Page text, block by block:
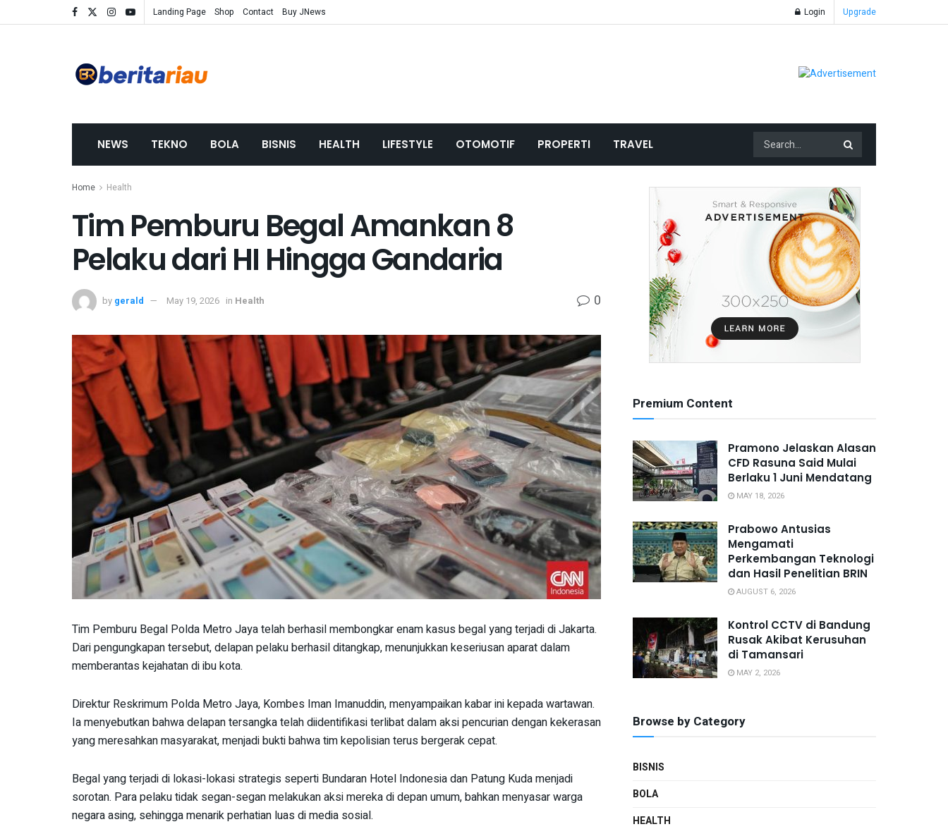
Landing Page Shop Contact Buy JNews Login Upgrade
NEWS TEKNO BOLA BISNIS HEALTH LIFESTYLE OTOMOTIF PROPERTI TRAVEL
Home Health
Tim Pemburu Begal Amankan 8
Pelaku dari HI Hingga Gandaria
by gerald May 19, 2026 in Health 0
Tim Pemburu Begal Polda Metro Jaya telah berhasil membongkar enam kasus begal yang terjadi di Jakarta.
Dari pengungkapan tersebut, delapan pelaku berhasil ditangkap, menunjukkan keseriusan aparat dalam
memberantas kejahatan di ibu kota.
Direktur Reskrimum Polda Metro Jaya, Kombes Iman Imanuddin, menyampaikan kabar ini kepada wartawan.
Ia menyebutkan bahwa delapan tersangka telah diidentifikasi terlibat dalam aksi pencurian dengan kekerasan
yang meresahkan masyarakat, menjadi bukti bahwa tim kepolisian terus bergerak cepat.
Begal yang terjadi di lokasi-lokasi strategis seperti Bundaran Hotel Indonesia dan Patung Kuda menjadi
sorotan. Para pelaku tidak segan-segan melakukan aksi mereka di depan umum, bahkan menyasar warga
negara asing, sehingga menarik perhatian luas di media sosial.
Premium Content
Pramono Jelaskan Alasan
CFD Rasuna Said Mulai
Berlaku 1 Juni Mendatang
MAY 18, 2026
Prabowo Antusias
Mengamati
Perkembangan Teknologi
dan Hasil Penelitian BRIN
AUGUST 6, 2026
Kontrol CCTV di Bandung
Rusak Akibat Kerusuhan
di Tamansari
MAY 2, 2026
Browse by Category
BISNIS
BOLA
HEALTH